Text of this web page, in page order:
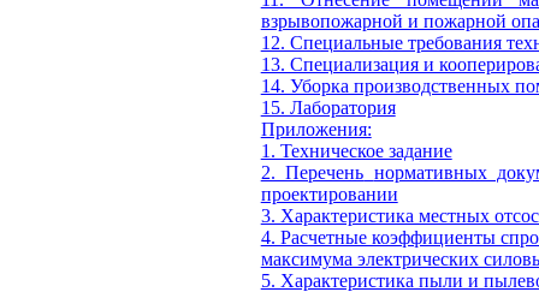
взрывопожарной и пожарной
12. Специальные требования
13. Специализация и
14. Уборка производственных
15. Лаборатория
Приложения:
1. Техническое задание
2. Перечень нормативных
проектировании
3. Характеристика местных
4. Расчетные коэффициенты
максимума электрических
5. Характеристика пыли и